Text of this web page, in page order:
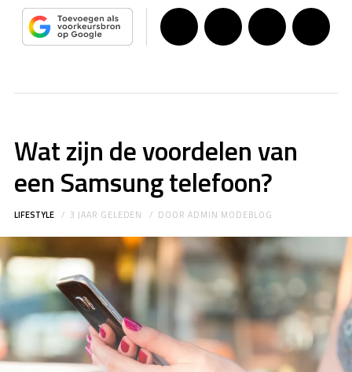
Wat zijn de voordelen van
een Samsung telefoon?
LIFESTYLE 3 JAAR GELEDEN DOORADMIN MODEBLOG